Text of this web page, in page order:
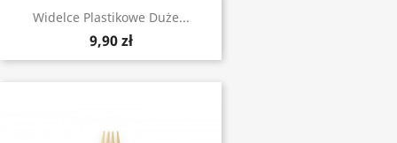
Widelce Plastikowe Duże...
9,90 zł